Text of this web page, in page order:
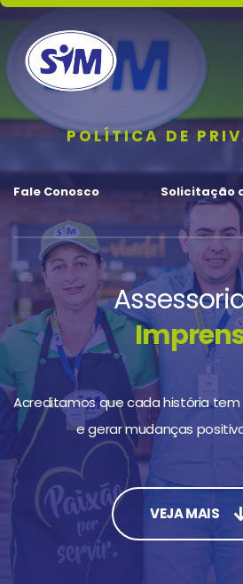
POLÍTICA DE
Fale Conosco Solicitação
Acreditamos que cada história tem
e gerar mudanças
VEJA MAIS